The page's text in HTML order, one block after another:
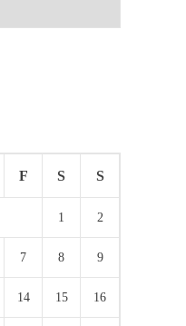
F S S
1 2
7 8 9
14 15 16